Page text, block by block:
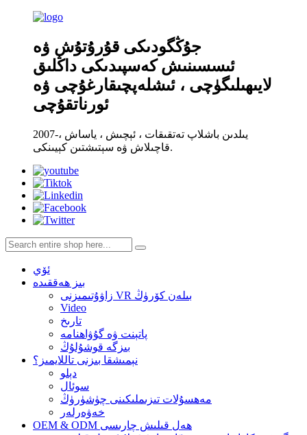
جۇڭگودىكى قۇرۇتۇش ۋە
ئىسسىنىش كەسپىدىكى داڭلىق
لايىھىلىگۈچى ، ئىشلەپچىقارغۇچى ۋە
ئورناتقۇچى
2007-يىلدىن باشلاپ تەتقىقات ، ئېچىش ، ياساش ،
قاچىلاش ۋە سېتىشتىن كېيىنكى.
ئۆي
بىز ھەققىدە
زاۋۇتىمىزنى VR بىلەن كۆرۈڭ
Video
تارىخ
پاتېنت ۋە گۇۋاھنامە
بىزگە قوشۇلۇڭ
نېمىشقا بىزنى تاللايمىز؟
دېلو
سوئال
مەھسۇلات تىزىملىكىنى چۈشۈرۈڭ
خەۋەرلەر
OEM & ODM ھەل قىلىش چارىسى